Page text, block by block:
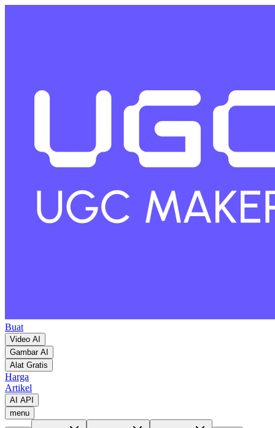
Buat
Video AI
Gambar AI
Alat Gratis
Harga
Artikel
AI API
menu